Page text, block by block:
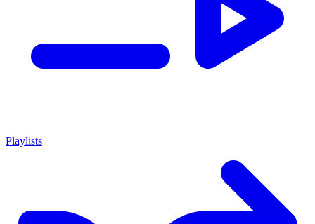
Playlists